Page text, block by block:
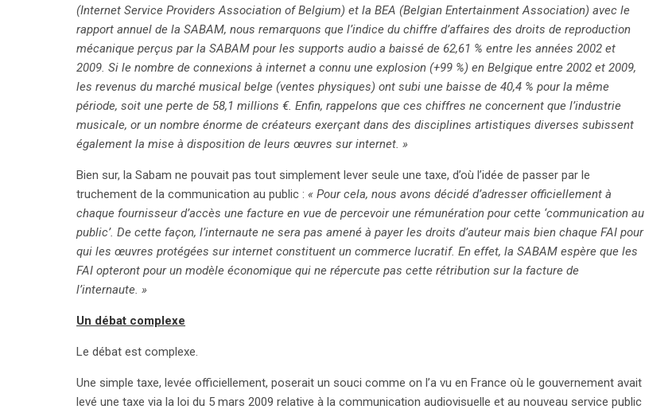
(Internet Service Providers Association of Belgium) et la BEA (Belgian Entertainment Association) avec le
rapport annuel de la SABAM, nous remarquons que l’indice du chiffre d’affaires des droits de reproduction
mécanique perçus par la SABAM pour les supports audio a baissé de 62,61 % entre les années 2002 et
2009. Si le nombre de connexions à internet a connu une explosion (+99 %) en Belgique entre 2002 et 2009,
les revenus du marché musical belge (ventes physiques) ont subi une baisse de 40,4 % pour la même
période, soit une perte de 58,1 millions €. Enfin, rappelons que ces chiffres ne concernent que l’industrie
musicale, or un nombre énorme de créateurs exerçant dans des disciplines artistiques diverses subissent
également la mise à disposition de leurs œuvres sur internet. »
Bien sur, la Sabam ne pouvait pas tout simplement lever seule une taxe, d’où l’idée de passer par le
truchement de la communication au public : « Pour cela, nous avons décidé d’adresser officiellement à
chaque fournisseur d’accès une facture en vue de percevoir une rémunération pour cette ‘communication au
public’. De cette façon, l’internaute ne sera pas amené à payer les droits d’auteur mais bien chaque FAI pour
qui les œuvres protégées sur internet constituent un commerce lucratif. En effet, la SABAM espère que les
FAI opteront pour un modèle économique qui ne répercute pas cette rétribution sur la facture de
l’internaute. »
Un débat complexe
Le débat est complexe.
Une simple taxe, levée officiellement, poserait un souci comme on l’a vu en France où le gouvernement avait
levé une taxe via la loi du 5 mars 2009 relative à la communication audiovisuelle et au nouveau service public